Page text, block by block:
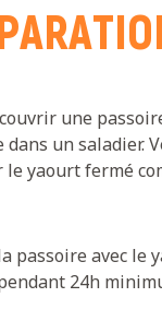
une
dans un saladier.
yaourt fermé
passoire avec le
24h